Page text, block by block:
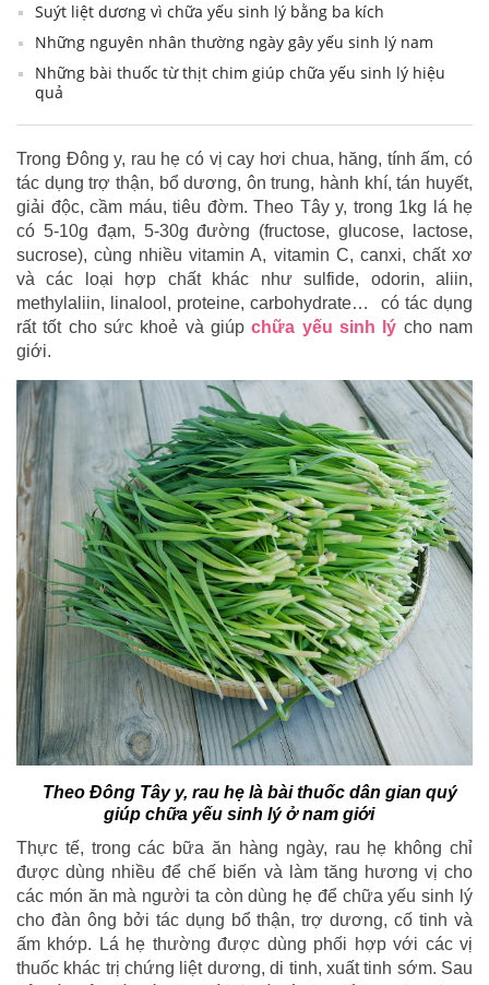
Suýt liệt dương vì chữa yếu sinh lý bằng ba kích
Những nguyên nhân thường ngày gây yếu sinh lý nam
Những bài thuốc từ thịt chim giúp chữa yếu sinh lý hiệu
quả
Trong Đông y, rau hẹ có vị cay hơi chua, hăng, tính ấm, có
tác dụng trợ thận, bổ dương, ôn trung, hành khí, tán huyết,
giải độc, cầm máu, tiêu đờm. Theo Tây y, trong 1kg lá hẹ
có 5-10g đạm, 5-30g đường (fructose, glucose, lactose,
sucrose), cùng nhiều vitamin A, vitamin C, canxi, chất xơ
và các loại hợp chất khác như sulfide, odorin, aliin,
methylaliin, linalool, proteine, carbohydrate… có tác dụng
rất tốt cho sức khoẻ và giúpchữa yếu sinh lý cho nam
giới.
Theo Đông Tây y, rau hẹ là bài thuốc dân gian quý
giúp chữa yếu sinh lý ở nam giới
Thực tế, trong các bữa ăn hàng ngày, rau hẹ không chỉ
được dùng nhiều để chế biến và làm tăng hương vị cho
các món ăn mà người ta còn dùng hẹ để chữa yếu sinh lý
cho đàn ông bởi tác dụng bổ thận, trợ dương, cố tinh và
ấm khớp. Lá hẹ thường được dùng phối hợp với các vị
thuốc khác trị chứng liệt dương, di tinh, xuất tinh sớm. Sau